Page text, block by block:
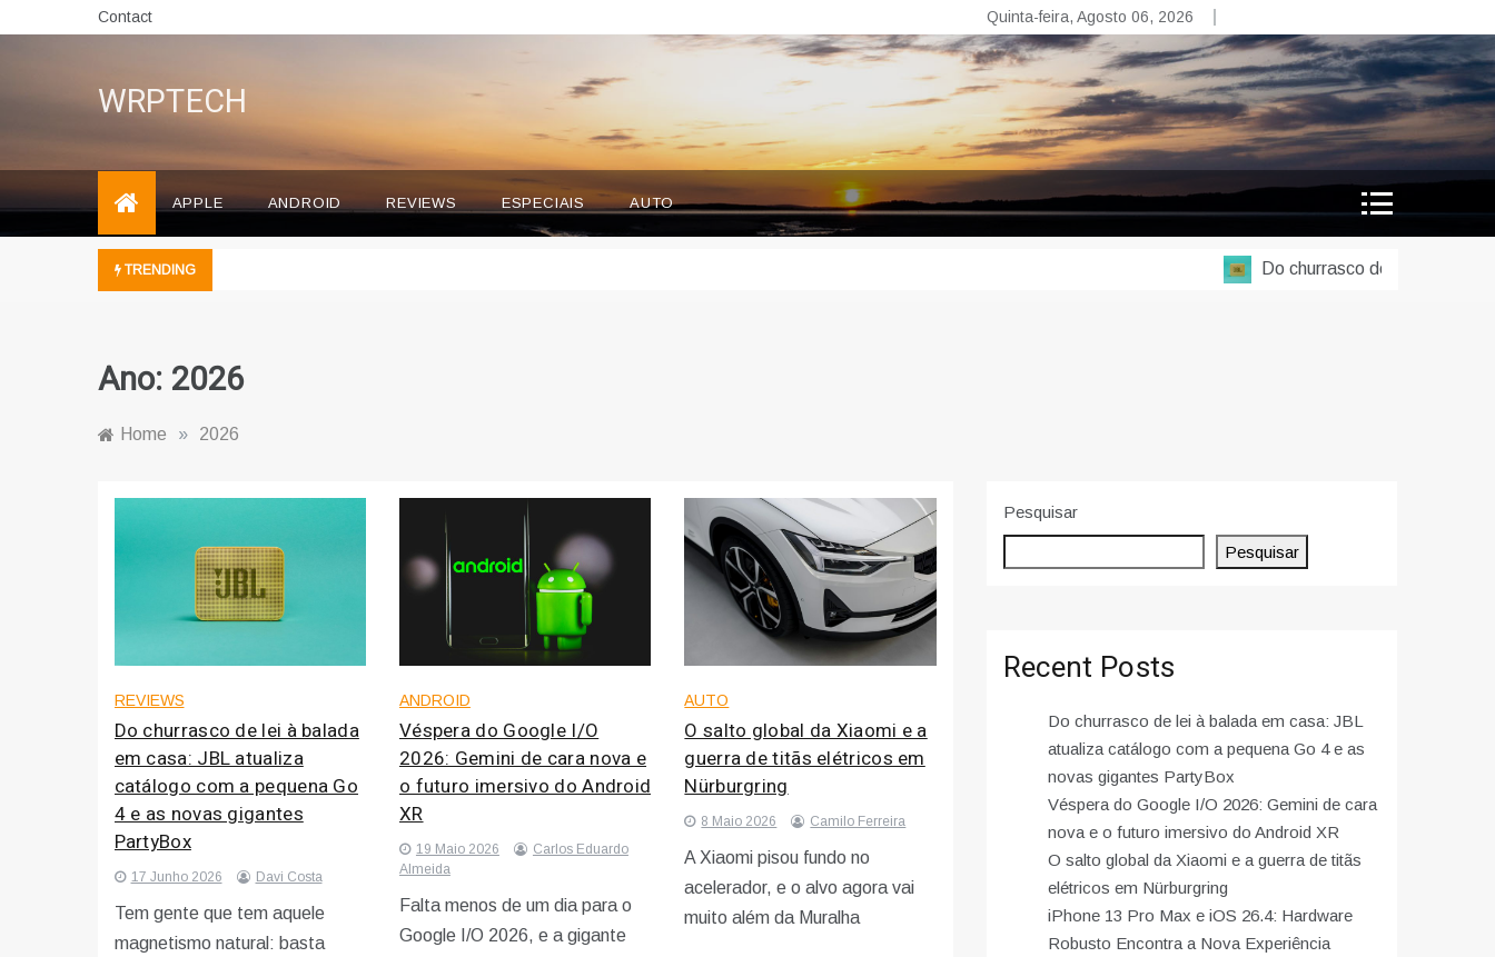
to
Contact Quinta-feira, Agosto 06, 2026
WRPTECH
APPLE ANDROID REVIEWS ESPECIAIS AUTO
TRENDING Do churrasco de lei à balada
Ano: 2026
Home » 2026
REVIEWS
Do churrasco de lei à balada
em casa: JBL atualiza
catálogo com a pequena Go
4 e as novas gigantes
PartyBox
17 Junho 2026 Davi Costa
Tem gente que tem aquele
magnetismo natural: basta
ANDROID
Véspera do Google I/O
2026: Gemini de cara nova e
o futuro imersivo do Android
XR
19 Maio 2026
Carlos Eduardo
Almeida
Falta menos de um dia para o
Google I/O 2026, e a gigante
AUTO
O salto global da Xiaomi e a
guerra de titãs elétricos em
Nürburgring
8 Maio 2026 Camilo Ferreira
A Xiaomi pisou fundo no
acelerador, e o alvo agora vai
muito além da Muralha
Pesquisar
Pesquisar
Recent Posts
Do churrasco de lei à balada em casa: JBL
atualiza catálogo com a pequena Go 4 e as
novas gigantes PartyBox
Véspera do Google I/O 2026: Gemini de cara
nova e o futuro imersivo do Android XR
O salto global da Xiaomi e a guerra de titãs
elétricos em Nürburgring
iPhone 13 Pro Max e iOS 26.4: Hardware
Robusto Encontra a Nova Experiência